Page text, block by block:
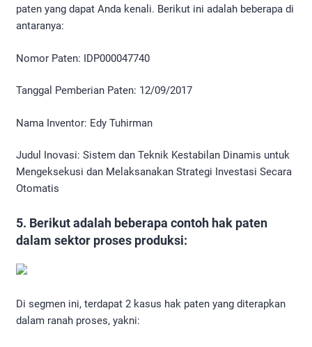
paten yang dapat Anda kenali. Berikut ini adalah beberapa di
antaranya:
Nomor Paten: IDP000047740
Tanggal Pemberian Paten: 12/09/2017
Nama Inventor: Edy Tuhirman
Judul Inovasi: Sistem dan Teknik Kestabilan Dinamis untuk
Mengeksekusi dan Melaksanakan Strategi Investasi Secara
Otomatis
5. Berikut adalah beberapa contoh hak paten
dalam sektor proses produksi:
Di segmen ini, terdapat 2 kasus hak paten yang diterapkan
dalam ranah proses, yakni: